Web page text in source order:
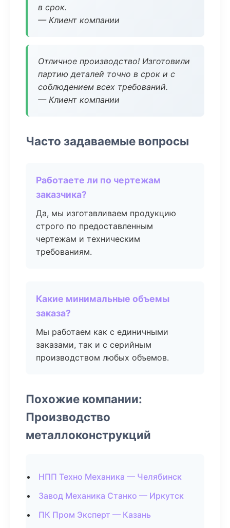
в срок.
— Клиент компании
Отличное производство! Изготовили
партию деталей точно в срок и с
соблюдением всех требований.
— Клиент компании
Часто задаваемые вопросы
Работаете ли по чертежам
заказчика?
Да, мы изготавливаем продукцию
строго по предоставленным
чертежам и техническим
требованиям.
Какие минимальные объемы
заказа?
Мы работаем как с единичными
заказами, так и с серийным
производством любых объемов.
Похожие компании:
Производство
металлоконструкций
НПП Техно Механика — Челябинск
Завод Механика Станко — Иркутск
ПК Пром Эксперт — Казань